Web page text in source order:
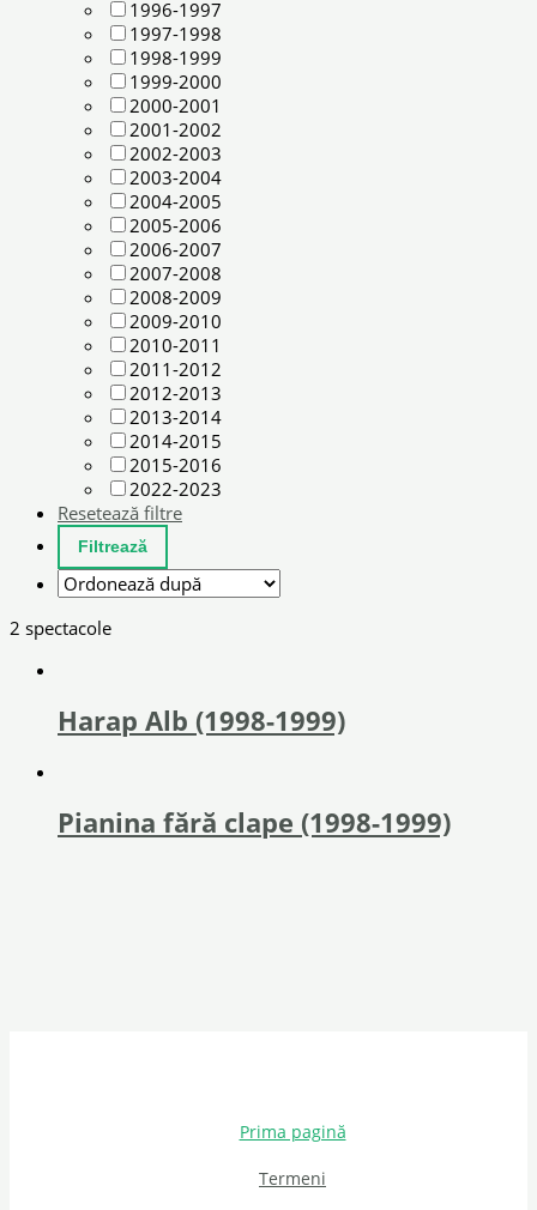
1996-1997
1997-1998
1998-1999
1999-2000
2000-2001
2001-2002
2002-2003
2003-2004
2004-2005
2005-2006
2006-2007
2007-2008
2008-2009
2009-2010
2010-2011
2011-2012
2012-2013
2013-2014
2014-2015
2015-2016
2022-2023
Resetează filtre
2 spectacole
Harap Alb (1998-1999)
Pianina fără clape (1998-1999)
Prima pagină
Termeni